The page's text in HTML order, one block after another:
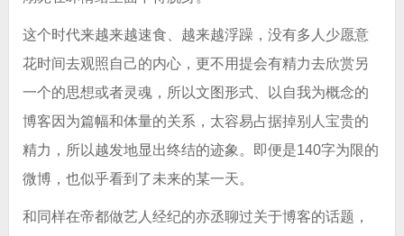
这个时代来越来越速食、越来越浮躁，没有多人少愿意
花时间去观照自己的内心，更不用提会有精力去欣赏另
一个的思想或者灵魂，所以文图形式、以自我为概念的
博客因为篇幅和体量的关系，太容易占据掉别人宝贵的
精力，所以越发地显出终结的迹象。即便是140字为限的
微博，也似乎看到了未来的某一天。
和同样在帝都做艺人经纪的亦丞聊过关于博客的话题，